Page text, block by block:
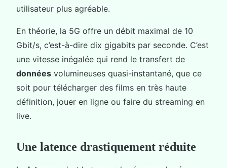
utilisateur plus agréable.
En théorie, la 5G offre un débit maximal de 10
Gbit/s, c’est-à-dire dix gigabits par seconde. C’est
une vitesse inégalée qui rend le transfert de
données volumineuses quasi-instantané, que ce
soit pour télécharger des films en très haute
définition, jouer en ligne ou faire du streaming en
live.
Une latence drastiquement réduite